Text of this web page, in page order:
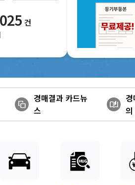
건
stack
경매결과 카드뉴
스
auto_stories
의